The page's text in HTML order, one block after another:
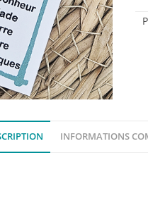
de
INFORMATIONS